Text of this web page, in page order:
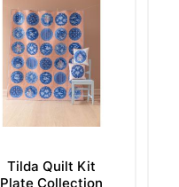
Tilda Quilt Kit
Plate Collection